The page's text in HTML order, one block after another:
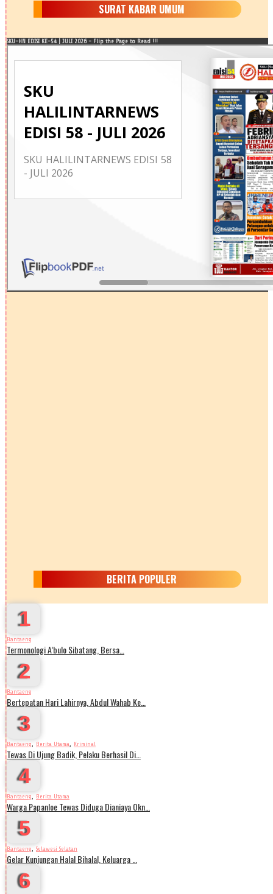
SURAT KABAR UMUM
SKU-HN EDISI KE-54 | JULI 2026 - Flip the Page to Read !!!
BERITA POPULER
1
Bantaeng
Termonologi A’bulo Sibatang, Bersa…
2
Bantaeng
Bertepatan Hari Lahirnya, Abdul Wahab Ke…
3
Bantaeng, Berita Utama, Kriminal
Tewas Di Ujung Badik, Pelaku Berhasil Di…
4
Bantaeng, Berita Utama
Warga Papanloe Tewas Diduga Dianiaya Okn…
5
Bantaeng, Sulawesi Selatan
Gelar Kunjungan Halal Bihalal, Keluarga …
6